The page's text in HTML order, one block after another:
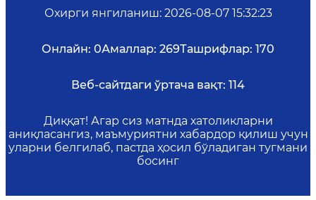
Охирги янгиланиш: 2026-08-07 15:32:23
Онлайн: 0Амаллар: 269Ташрифлар: 170
Веб-сайтдаги ўртача вақт: 114
Диққат! Агар сиз матнда хатоликларни
аниқласангиз, маъмуриятни хабардор қилиш учун
уларни белгилаб, пастда ҳосил бўладиган тугмани
босинг